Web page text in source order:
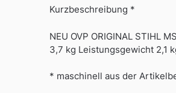
Kurzbeschreibung *
NEU OVP ORIGINAL STIHL
3,7 kg Leistungsgewicht 2,1
* maschinell aus der